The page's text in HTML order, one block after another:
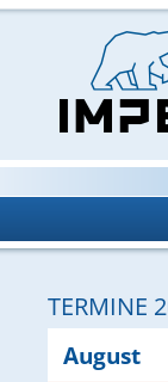
TERMINE
August